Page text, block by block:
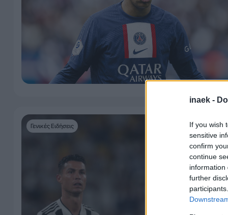
inaek -
If you wish
sensitive
confirm
continue
information
further
Γενικές Ειδήσεις